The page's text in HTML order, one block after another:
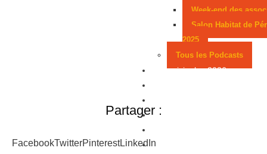
Week-end des
Salon Habitat de
2025
Tous les Podcasts
Municipales 2026
Emploi
Partager :
FacebookTwitterPinterestLinkedIn